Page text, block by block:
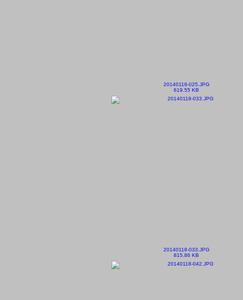
20140118-025.JPG
619.55 KB
20140118-033.JPG
815.86 KB